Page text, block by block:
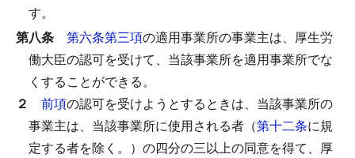
す。
第八条
第六条第三項の適用事業所の事業主は、厚生労
働大臣の認可を受けて、当該事業所を適用事業所でな
くすることができる。
２
前項の認可を受けようとするときは、当該事業所の
事業主は、当該事業所に使用される者（第十二条に規
定する者を除く。）の四分の三以上の同意を得て、厚